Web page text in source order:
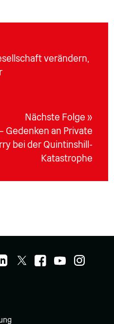
verändern,
Nächste Folge »
Gedenken an Private
bei der Quintinshill-
Katastrophe